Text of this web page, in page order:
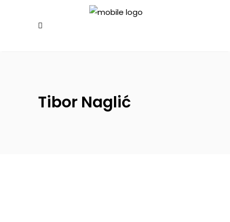
Tibor Naglić